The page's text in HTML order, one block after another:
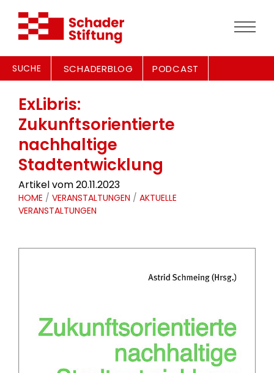
SUCHE SCHADERBLOG PODCAST
ExLibris:
Zukunftsorientierte
nachhaltige
Stadtentwicklung
Artikel vom 20.11.2023
HOME / VERANSTALTUNGEN / AKTUELLE
VERANSTALTUNGEN